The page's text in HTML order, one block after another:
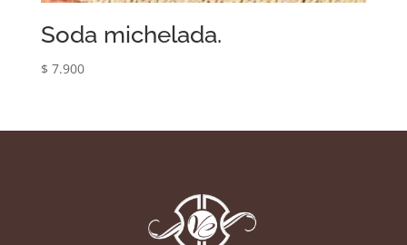
Soda michelada.
$ 7.900